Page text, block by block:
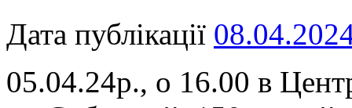
Дата публікації
05.04.24р., о 16.00 в